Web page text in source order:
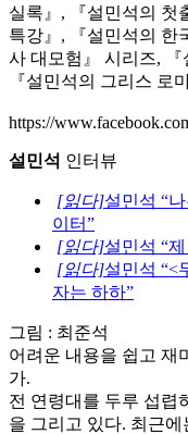
실록』, 『설민석의 첫
특강』, 『설민석의 한
사 대모험』 시리즈,
『설민석의 그리스 로
https://
설민석 인터뷰
[읽다]설민석 “
이터”
[읽다]설민석 “
[읽다]설민석 “<
자는 하하”
그림 : 최준석
어려운 내용을 쉽고 재
가.
전 연령대를 두루 섭렵
을 그리고 있다. 최근